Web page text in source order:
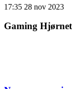
17:35 28 nov 2023
Gaming Hjørnet